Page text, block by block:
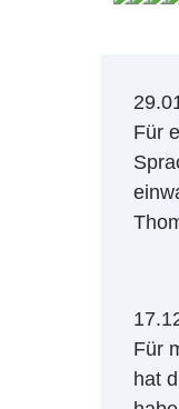
Für
Für
hat